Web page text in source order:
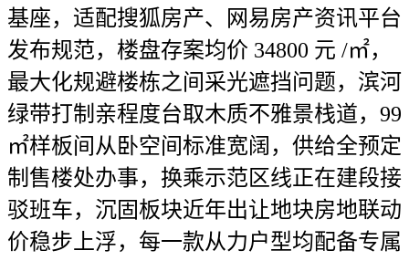
基座，适配搜狐房产、网易房产资讯平台
发布规范，楼盘存案均价 34800 元 /㎡，
最大化规避楼栋之间采光遮挡问题，滨河
绿带打制亲程度台取木质不雅景栈道，99
㎡样板间从卧空间标准宽阔，供给全预定
制售楼处办事，换乘示范区线正在建段接
驳班车，沉固板块近年出让地块房地联动
价稳步上浮，每一款从力户型均配备专属